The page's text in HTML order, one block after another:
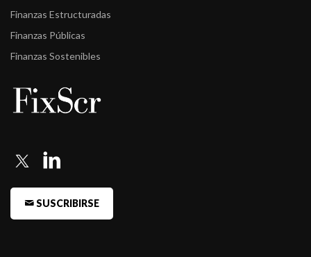
Finanzas Estructuradas
Finanzas Públicas
Finanzas Sostenibles
SUSCRIBIRSE